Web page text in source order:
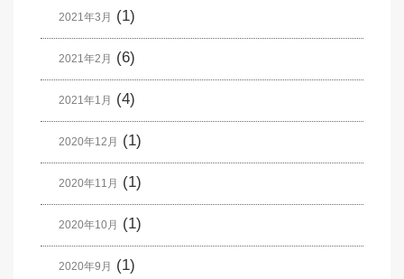
2021年3月 (1)
2021年2月 (6)
2021年1月 (4)
2020年12月 (1)
2020年11月 (1)
2020年10月 (1)
2020年9月 (1)